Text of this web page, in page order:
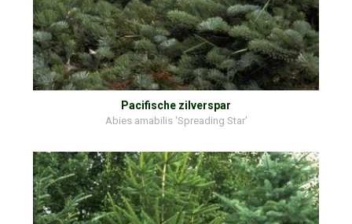
Pacifische zilverspar
Abies amabilis 'Spreading Star'